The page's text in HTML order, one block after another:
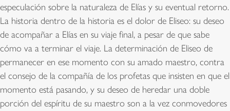
especulación sobre la naturaleza de Elías y su eventual retorno.
La historia dentro de la historia es el dolor de Eliseo: su deseo
de acompañar a Elías en su viaje final, a pesar de que sabe
cómo va a terminar el viaje. La determinación de Eliseo de
permanecer en ese momento con su amado maestro, contra
el consejo de la compañía de los profetas que insisten en que el
momento está pasando, y su deseo de heredar una doble
porción del espíritu de su maestro son a la vez conmovedores